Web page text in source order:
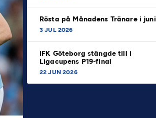
Rösta på Månadens Tränare i juni
3 JUL 2026
IFK Göteborg stängde till i
Ligacupens P19-final
22 JUN 2026